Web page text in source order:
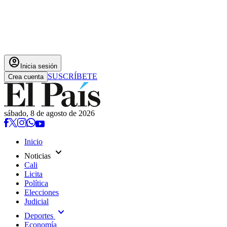
account_circle Inicia sesión
Crea cuenta SUSCRÍBETE
sábado, 8 de agosto de 2026
Inicio
Noticias expand_more
Cali
Licita
Política
Elecciones
Judicial
Deportes expand_more
Economía